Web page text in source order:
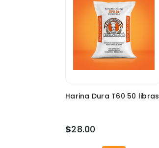
Harina Dura T60 50 libras
$28.00